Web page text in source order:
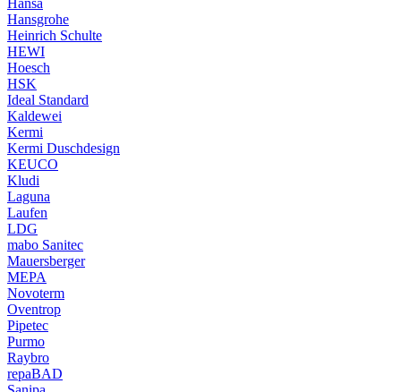
Hansa
Hansgrohe
Heinrich Schulte
HEWI
Hoesch
HSK
Ideal Standard
Kaldewei
Kermi
Kermi Duschdesign
KEUCO
Kludi
Laguna
Laufen
LDG
mabo Sanitec
Mauersberger
MEPA
Novoterm
Oventrop
Pipetec
Purmo
Raybro
repaBAD